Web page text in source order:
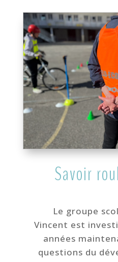
Savoir
Le groupe
Vincent est
années
questions du